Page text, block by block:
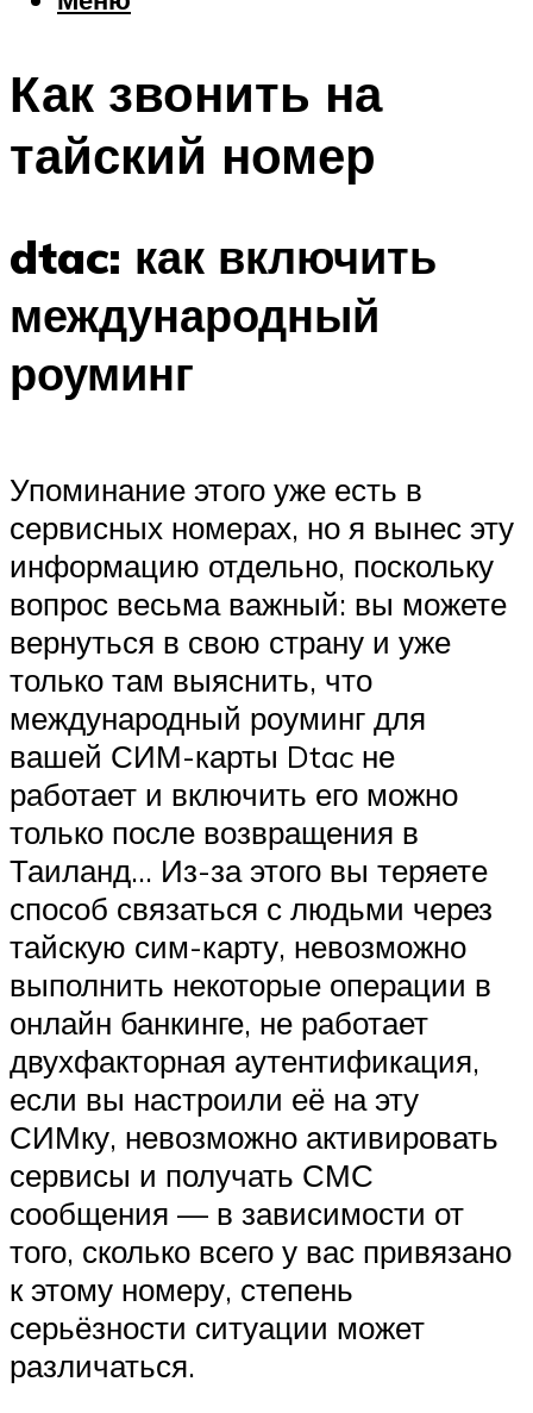
Шоппинг
Что посетить
Как звонить на
тайский номер
dtac: как включить
международный
роуминг
Упоминание этого уже есть в
сервисных номерах, но я вынес эту
информацию отдельно, поскольку
вопрос весьма важный: вы можете
вернуться в свою страну и уже
только там выяснить, что
международный роуминг для
вашей СИМ-карты Dtac не
работает и включить его можно
только после возвращения в
Таиланд… Из-за этого вы теряете
способ связаться с людьми через
тайскую сим-карту, невозможно
выполнить некоторые операции в
онлайн банкинге, не работает
двухфакторная аутентификация,
если вы настроили её на эту
СИМку, невозможно активировать
сервисы и получать СМС
сообщения — в зависимости от
того, сколько всего у вас привязано
к этому номеру, степень
серьёзности ситуации может
различаться.